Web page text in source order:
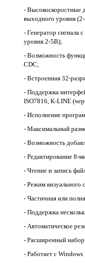
- Высокоскоростные
выходного уровня
- Генератор сигнала
уровня 2-5В);
- Возможность
СDС;
- Встроенная 32-
- Поддержка
ISО7816, К-LINЕ
- Исполнение
- Максимальный
- Возможность
- Редактирование 8-
- Чтение и запись
- Режим визуального
- Частичная или
- Поддержка
- Автоматическое
- Расширенный
- Работает с